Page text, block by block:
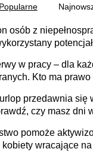
Popularne
osób z
czy
systemu i
[WYWIAD]
w pracy – dla
Kto ma
przedawnia się
czy masz dni
pomoże
kobiety wracające